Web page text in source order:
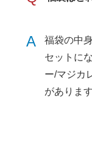
A
福袋の中
セットに
ー/マジカ
があります